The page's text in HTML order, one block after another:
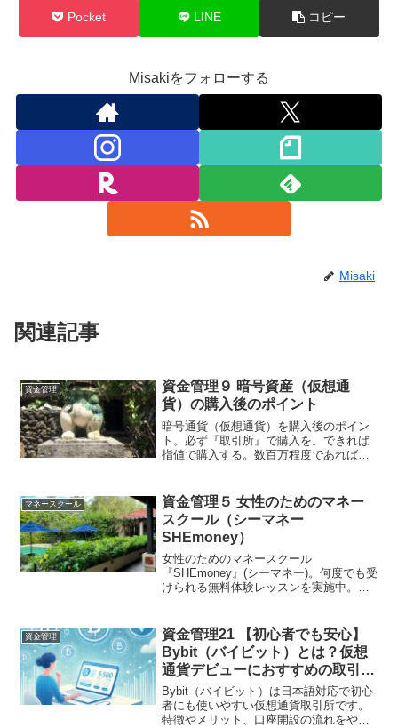
Pocket LINE コピー
Misakiをフォローする
Misaki
関連記事
資金管理
資金管理９ 暗号資産（仮想通
貨）の購入後のポイント
暗号通貨（仮想通貨）を購入後のポイン
ト。必ず『取引所』で購入を。できれば
指値で購入する。数百万程度であれば取
魅力。暗号通貨の信用取引はハイレベ
ル。とりあえず最低限これだけ押さえよ
う。
マネースクール
資金管理５ 女性のためのマネー
スクール（シーマネー
SHEmoney）
女性のためのマネースクール
『SHEmoney』(シーマネー)。何度でも受
けられる無料体験レッスンを実施中。家
えた知識まで、幅広く学ぶことができま
す。お金の勉強の第一歩、まずは無料体
験レッスンからstart!!
資金管理
資金管理21 【初心者でも安心】
Bybit（バイビット）とは？仮想
通貨デビューにおすすめの取引所
をご紹介
Bybit（バイビット）は日本語対応で初心
者にも使いやすい仮想通貨取引所です。
特徴やメリット、口座開設の流れをやさ